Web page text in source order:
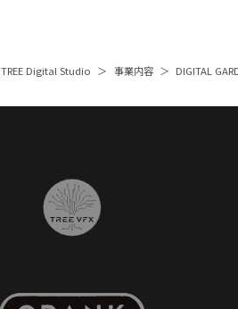
TREE Digital Studio 事業内容 DIGITAL